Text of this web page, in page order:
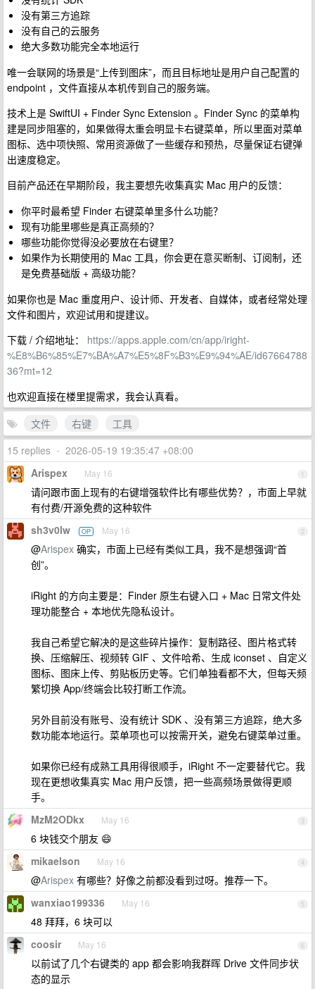
没有第三方追踪
没有自己的云服务
绝大多数功能完全本地运行
唯一会联网的场景是“上传到图床”，而且目标地址是用户自己配置的
endpoint ，文件直接从本机传到自己的服务端。
技术上是 SwiftUI + Finder Sync Extension 。Finder Sync 的菜单构
建是同步阻塞的，如果做得太重会明显卡右键菜单，所以里面对菜单
图标、选中项快照、常用资源做了一些缓存和预热，尽量保证右键弹
出速度稳定。
目前产品还在早期阶段，我主要想先收集真实 Mac 用户的反馈：
你平时最希望 Finder 右键菜单里多什么功能？
现有功能里哪些是真正高频的？
哪些功能你觉得没必要放在右键里？
如果作为长期使用的 Mac 工具，你会更在意买断制、订阅制，还
是免费基础版 + 高级功能？
如果你也是 Mac 重度用户、设计师、开发者、自媒体，或者经常处理
文件和图片，欢迎试用和提建议。
下载 / 介绍地址： https://apps.apple.com/cn/app/iright-
%E8%B6%85%E7%BA%A7%E5%8F%B3%E9%94%AE/id67664788
36?mt=12
也欢迎直接在楼里提需求，我会认真看。
文件
右键
工具
15 replies • 2026-05-19 19:35:47 +08:00
1
Arispex May 16
请问跟市面上现有的右键增强软件比有哪些优势？，市面上早就
有付费/开源免费的这种软件
2
sh3v0lw OP May 16
@Arispex 确实，市面上已经有类似工具，我不是想强调“首
创”。
iRight 的方向主要是：Finder 原生右键入口 + Mac 日常文件处
理功能整合 + 本地优先隐私设计。
我自己希望它解决的是这些碎片操作：复制路径、图片格式转
换、压缩解压、视频转 GIF 、文件哈希、生成 iconset 、自定义
图标、图床上传、剪贴板历史等。它们单独看都不大，但每天频
繁切换 App/终端会比较打断工作流。
另外目前没有账号、没有统计 SDK 、没有第三方追踪，绝大多
数功能本地运行。菜单项也可以按需开关，避免右键菜单过重。
如果你已经有成熟工具用得很顺手，iRight 不一定要替代它。我
现在更想收集真实 Mac 用户反馈，把一些高频场景做得更顺
手。
3
MzM2ODkx May 16
6 块钱交个朋友 😄
4
mikaelson May 16
@Arispex 有哪些？好像之前都没看到过呀。推荐一下。
5
wanxiao199336 May 16
48 拜拜，6 块可以
6
coosir May 16
以前试了几个右键类的 app 都会影响我群晖 Drive 文件同步状
态的显示